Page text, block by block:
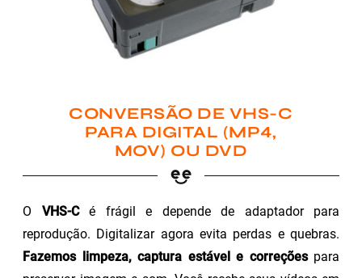
CONVERSÃO DE VHS-C
PARA DIGITAL (MP4,
MOV) OU DVD
O VHS-Cé frágil e depende de adaptador para
reprodução. Digitalizar agora evita perdas e quebras.
Fazemos limpeza, captura estável e correçõespara